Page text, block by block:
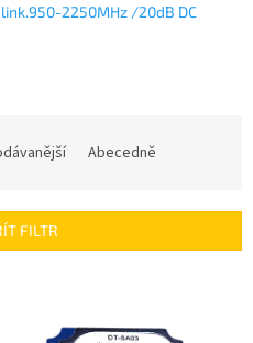
2250MHz /20dB DC
Abecedně
FILTR